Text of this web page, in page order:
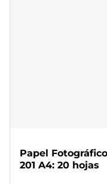
Papel
201 A4: 20 hojas